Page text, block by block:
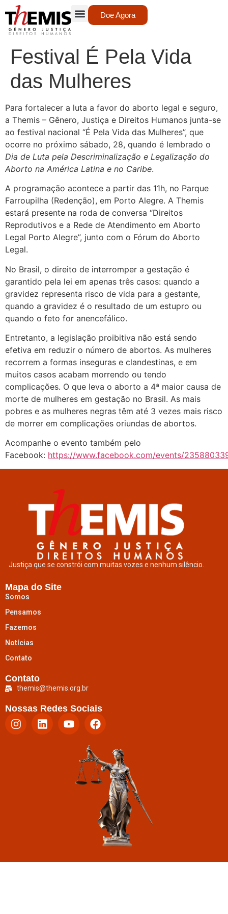
Doe Agora
Festival É Pela Vida
das Mulheres
Para fortalecer a luta a favor do aborto legal e seguro,
a Themis – Gênero, Justiça e Direitos Humanos junta-se
ao festival nacional “É Pela Vida das Mulheres”, que
ocorre no próximo sábado, 28, quando é lembrado o
Dia de Luta pela Descriminalização e Legalização do
Aborto na América Latina e no Caribe.
A programação acontece a partir das 11h, no Parque
Farroupilha (Redenção), em Porto Alegre. A Themis
estará presente na roda de conversa “Direitos
Reprodutivos e a Rede de Atendimento em Aborto
Legal Porto Alegre”, junto com o Fórum do Aborto
Legal.
No Brasil, o direito de interromper a gestação é
garantido pela lei em apenas três casos: quando a
gravidez representa risco de vida para a gestante,
quando a gravidez é o resultado de um estupro ou
quando o feto for anencefálico.
Entretanto, a legislação proibitiva não está sendo
efetiva em reduzir o número de abortos. As mulheres
recorrem a formas inseguras e clandestinas, e em
muitos casos acabam morrendo ou tendo
complicações. O que leva o aborto a 4ª maior causa de
morte de mulheres em gestação no Brasil. As mais
pobres e as mulheres negras têm até 3 vezes mais risco
de morrer em complicações oriundas de abortos.
Acompanhe o evento também pelo
Facebook: https://www.facebook.com/events/
Justiça que se constrói com muitas vozes e nenhum silêncio.
Mapa do Site
Somos
Pensamos
Fazemos
Notícias
Contato
Contato
themis@themis.org.br
Nossas Redes Sociais